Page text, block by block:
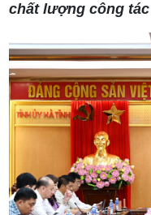
chất lượng công